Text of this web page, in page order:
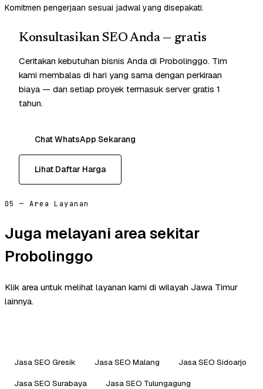
Komitmen pengerjaan sesuai jadwal yang disepakati.
Konsultasikan SEO Anda — gratis
Ceritakan kebutuhan bisnis Anda di Probolinggo. Tim
kami membalas di hari yang sama dengan perkiraan
biaya — dan setiap proyek termasuk server gratis 1
tahun.
Chat WhatsApp Sekarang
Lihat Daftar Harga
05 — Area Layanan
Juga melayani area sekitar
Probolinggo
Klik area untuk melihat layanan kami di wilayah Jawa Timur
lainnya.
Jasa SEO Gresik Jasa SEO Malang
Jasa SEO Sidoarjo
Jasa SEO Surabaya
Jasa SEO Tulungagung